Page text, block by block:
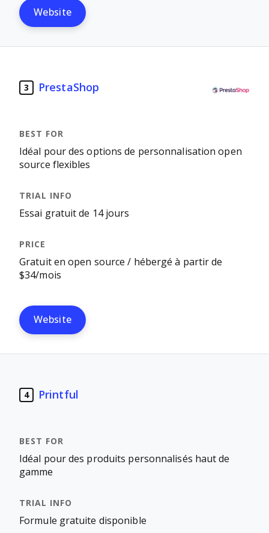
Website
3 PrestaShop
Idéal pour des options de personnalisation open
source flexibles
Essai gratuit de 14 jours
Gratuit en open source / hébergé à partir de
$34/mois
Website
4 Printful
Idéal pour des produits personnalisés haut de
gamme
Formule gratuite disponible